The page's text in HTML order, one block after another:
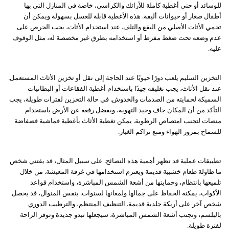
للوسائد أو حتى أغطية كاملة للأرائك والكراسي، خاصة في المنازل التي بها
أطفال صغار أو حيوانات أليفة. هذه الأغطية قابلة للغسل بسهولة ويمكن أن
تحمي الأثاث الأصلي من البقع والتلف. عند استخدام الأثاث، يجب الحرص على
عدم وضعه تحت ضغط مفرط أو استخدامه بطرق غير مخصصة له، مثل الوقوف
عليه.
التخزين السليم يلعب دورًا حيويًا عند الحاجة إلى نقل أو تخزين الأثاث المستعمل.
عند نقل الأثاث، يجب تغليفه جيدًا باستخدام أغطية الفقاعات أو البطانيات
السميكة لحمايته من الصدمات والخدوش. في حالة التخزين لفترات طويلة، يجب
التأكد من أن المكان جاف وجيد التهوية، ويفضل رفعه عن الأرض باستخدام
منصات لتجنب امتصاص الرطوبة. يمكن تغطية الأثاث بأغطية قماشية فضفاضة
للسماح بمرور الهواء ومنع تراكم الغبار.
تطبيقات عملية قد تظهر أهمية هذه النصائح. على سبيل المثال، قد يقتني شخص
ما طاولة طعام خشبية قديمة ويعتزم استخدامها في غرفة المعيشة. من خلال
تلميعها بانتظام، وحمايتها من أشعة الشمس المباشرة، واستخدام قواعد
الأكواب، يمكنه الحفاظ على جمالها ولمعانها لسنوات. بنفس المنوال، قد يحصل
شخص آخر على أريكة جلدية قديمة. التنظيف المنتظم، والترطيب الدوري
بالبلسم، وتجنب أشعة الشمس المباشرة، سيجعلها تبدو جديدة وتوفر الراحة
لفترة طويلة.